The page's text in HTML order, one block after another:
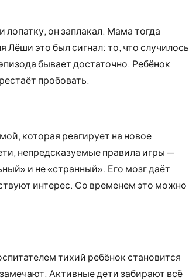
он заплакал. Мама тогда
Лёши это был сигнал: то, что случилось
бывает достаточно. Ребёнок
пробовать.
которая реагирует на новое
непредсказуемые правила игры —
и не «странный». Его мозг даёт
интерес. Со временем это можно
тихий ребёнок становится
Активные дети забирают всё